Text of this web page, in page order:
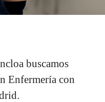
buscamos
Enfermería con